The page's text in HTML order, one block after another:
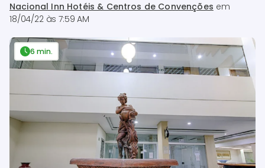
Nacional Inn Hotéis & Centros de Convenções em
18/04/22 às 7:59 AM
6 min.